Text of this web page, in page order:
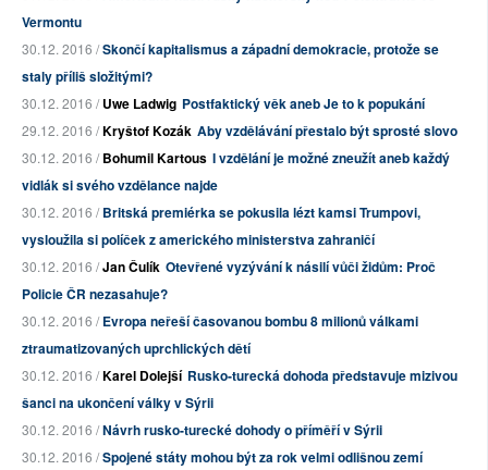
Vermontu
30.12. 2016 /Skončí kapitalismus a západní demokracie, protože se
staly příliš složitými?
30.12. 2016 /Uwe Ladwig Postfaktický věk aneb Je to k popukání
29.12. 2016 /Kryštof Kozák Aby vzdělávání přestalo být sprosté slovo
30.12. 2016 /Bohumil Kartous I vzdělání je možné zneužít aneb každý
vidlák si svého vzdělance najde
30.12. 2016 /Britská premiérka se pokusila lézt kamsi Trumpovi,
vysloužila si políček z amerického ministerstva zahraničí
30.12. 2016 /Jan Čulík Otevřené vyzývání k násilí vůči židům: Proč
Policie ČR nezasahuje?
30.12. 2016 /Evropa neřeší časovanou bombu 8 milionů válkami
ztraumatizovaných uprchlických dětí
30.12. 2016 /Karel Dolejší Rusko-turecká dohoda představuje mizivou
šanci na ukončení války v Sýrii
30.12. 2016 /Návrh rusko-turecké dohody o příměří v Sýrii
30.12. 2016 /Spojené státy mohou být za rok velmi odlišnou zemí